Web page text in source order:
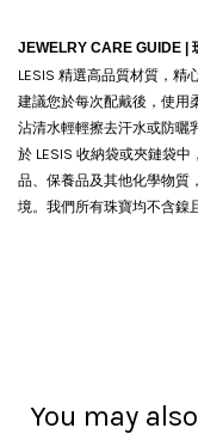
JEWELRY CARE GUIDE |
LESIS 精選高品質材質，精
建議您於每次配戴後，使用
沾清水輕輕擦去汗水或防曬
於 LESIS 收納袋或夾鏈袋
品、保養品及其他化學物質
境。我們所有珠寶均不含鎳
You may